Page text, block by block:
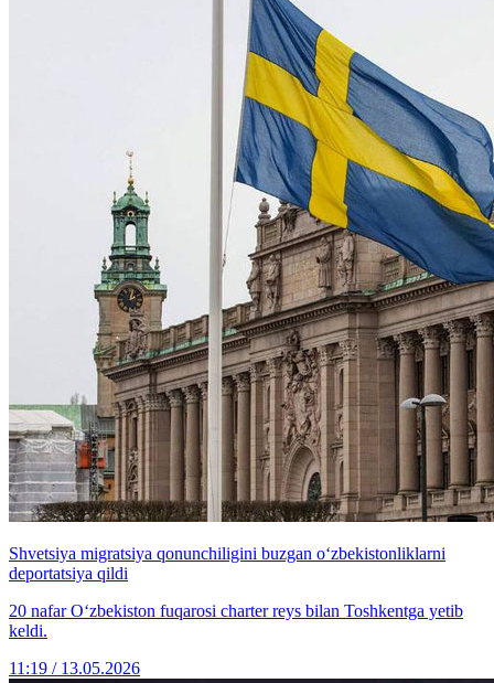
Shvetsiya migratsiya qonunchiligini buzgan o‘zbekistonliklarni
deportatsiya qildi
20 nafar O‘zbekiston fuqarosi charter reys bilan Toshkentga yetib
keldi.
11:19 / 13.05.2026